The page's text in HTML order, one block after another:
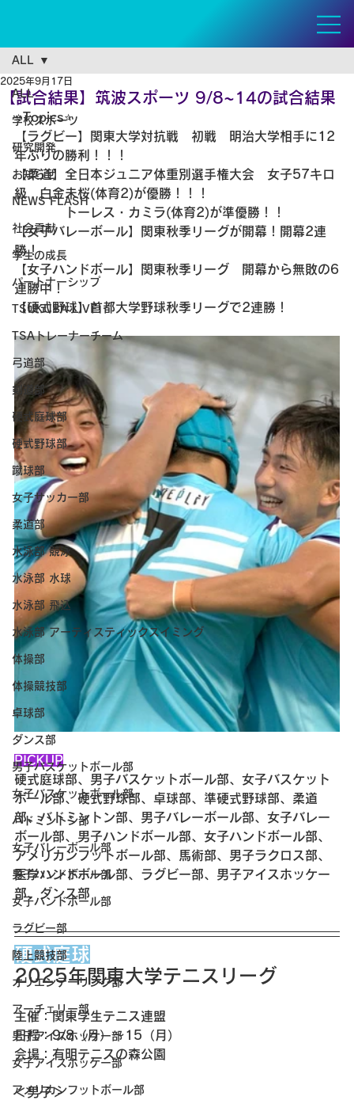
ALL
学校スポーツ
研究開発
お知らせ
NEWS FLASH
社会貢献
学生の成長
パートナーシップ
TSUKUBA LIVE!
TSAトレーナーチーム
弓道部
剣道部
硬式庭球部
硬式野球部
蹴球部
女子サッカー部
柔道部
水泳部 競泳
水泳部 水球
水泳部 飛込
水泳部 アーティスティックスイミング
体操部
体操競技部
卓球部
ダンス部
男子バスケットボール部
女子バスケットボール部
バドミントン部
女子バレーボール部
男子ハンドボール部
女子ハンドボール部
ラグビー部
陸上競技部
オリエンテーリング部
アーチェリー部
男子アイスホッケー部
女子アイスホッケー部
アメリカンフットボール部
ALL
【試合結果】筑波スポーツ 9/8~14の試合結果
2025年9月17日
⭐️Topics⭐️
【ラグビー】
関東大学対抗戦　初戦　明治大学相手に12
年ぶりの勝利
！！！
【柔道】全日本ジュニア体重別選手権大会　女子57キロ
級　白金未桜(体育2)が優勝！！！
トーレス・カミラ(体育2)が準優勝！！
【女子バレーボール】関東秋季リーグが開幕！開幕2連
勝！
【女子ハンドボール】関東秋季リーグ　開幕から無敗の6
連勝中！
【硬式野球】首都大学野球秋季リーグで2連勝！
PICKUP
硬式庭球部、男子バスケットボール部、女子バスケット
ボール部、硬式野球部、卓球部、準硬式野球部、柔道
部、バドミントン部、男子バレーボール部、女子バレー
ボール部、男子ハンドボール部、女子ハンドボール部、
アメリカンフットボール部、馬術部、男子ラクロス部、
医学ハンドボール部、ラグビー部、男子アイスホッケー
部、ダンス部
硬式庭球
2025年関東大学テニスリーグ
主催：関東学生テニス連盟
日程：9/8（月）〜15（月）
会場：有明テニスの森公園
＜男子＞